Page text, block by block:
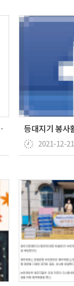
주지구협의…
2021-12-21